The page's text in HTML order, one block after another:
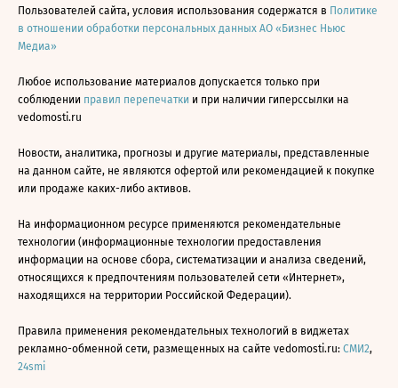
Пользователей сайта, условия использования содержатся в Политике
в отношении обработки персональных данных АО «Бизнес Ньюс
Медиа»
Любое использование материалов допускается только при
соблюдении правил перепечатки и при наличии гиперссылки на
vedomosti.ru
Новости, аналитика, прогнозы и другие материалы, представленные
на данном сайте, не являются офертой или рекомендацией к покупке
или продаже каких-либо активов.
На информационном ресурсе применяются рекомендательные
технологии (информационные технологии предоставления
информации на основе сбора, систематизации и анализа сведений,
относящихся к предпочтениям пользователей сети «Интернет»,
находящихся на территории Российской Федерации).
Правила применения рекомендательных технологий в виджетах
рекламно-обменной сети, размещенных на сайте vedomosti.ru: СМИ2,
24smi